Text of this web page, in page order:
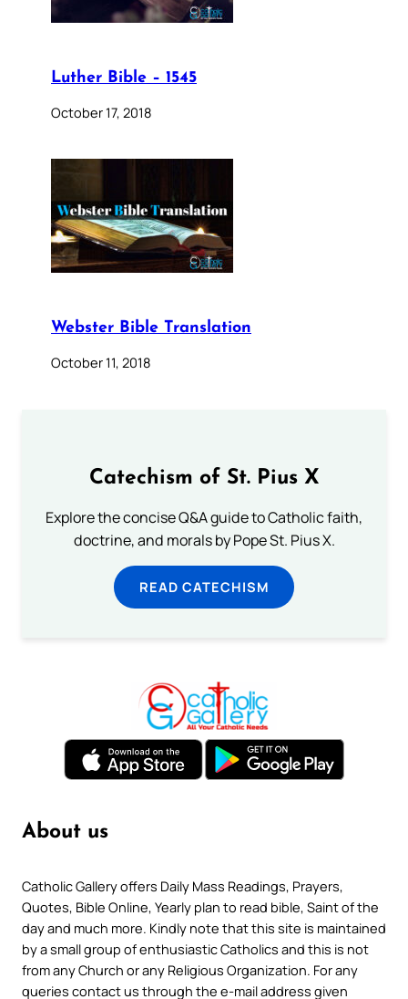
Luther Bible – 1545
October 17, 2018
Webster Bible Translation
October 11, 2018
Catechism of St. Pius X
Explore the concise Q&A guide to Catholic faith,
doctrine, and morals by Pope St. Pius X.
READ CATECHISM
About us
Catholic Gallery offers Daily Mass Readings, Prayers,
Quotes, Bible Online, Yearly plan to read bible, Saint of the
day and much more. Kindly note that this site is maintained
by a small group of enthusiastic Catholics and this is not
from any Church or any Religious Organization. For any
queries contact us through the e-mail address given